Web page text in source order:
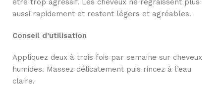
être trop agressif. Les cheveux ne régraissent plus
aussi rapidement et restent légers et agréables.
Conseil d’utilisation
Appliquez deux à trois fois par semaine sur cheveux
humides. Massez délicatement puis rincez à l’eau
claire.